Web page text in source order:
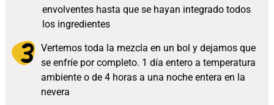
envolventes hasta que se hayan integrado todos
los ingredientes
Vertemos toda la mezcla en un bol y dejamos que
se enfríe por completo. 1 día entero a temperatura
ambiente o de 4 horas a una noche entera en la
nevera